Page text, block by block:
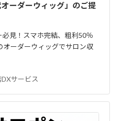
ーダーウィッグ」のご提
見！スマホ完結、粗利50％
オーダーウィッグでサロン収
サービス